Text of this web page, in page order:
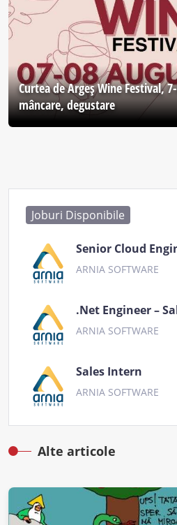
Curtea de Argeş Wine Festival,
mâncare, degustare
Joburi Disponibile
Senior Cloud
ARNIA SOFTWARE
.Net Engineer –
ARNIA SOFTWARE
Sales Intern
ARNIA SOFTWARE
Alte articole